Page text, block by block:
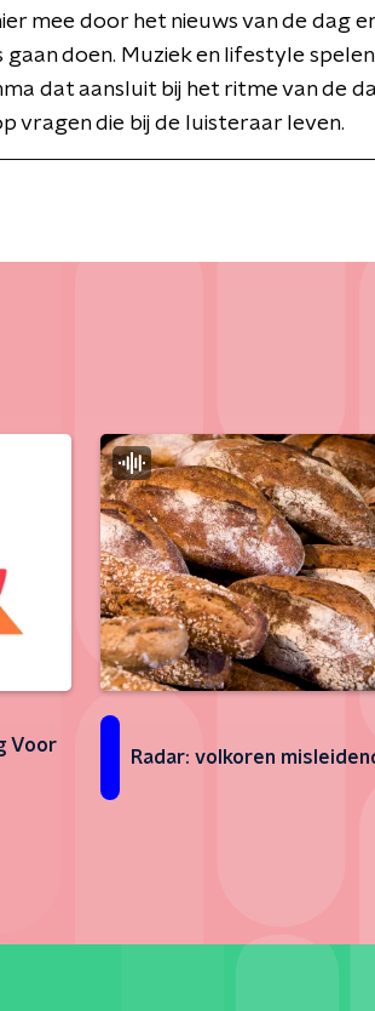
mee door het nieuws van de dag
doen. Muziek en lifestyle
dat aansluit bij het ritme van de
vragen die bij de luisteraar leven.
Voor
Radar: volkoren